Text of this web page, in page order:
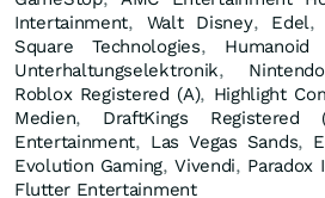
Intertainment, Walt Disney, Edel,
Square Technologies,
Unterhaltungselektronik, Nintendo
Roblox Registered (A), Highlight
Medien, DraftKings Registered
Entertainment, Las Vegas Sands,
Evolution Gaming,Vivendi, Paradox
Flutter Entertainment